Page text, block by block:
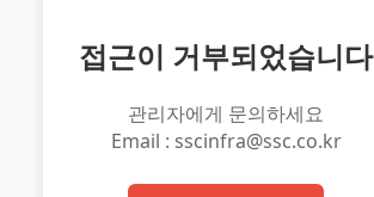
접근이 거부되었습니다
관리자에게 문의하세요
Email : sscinfra@ssc.co.kr